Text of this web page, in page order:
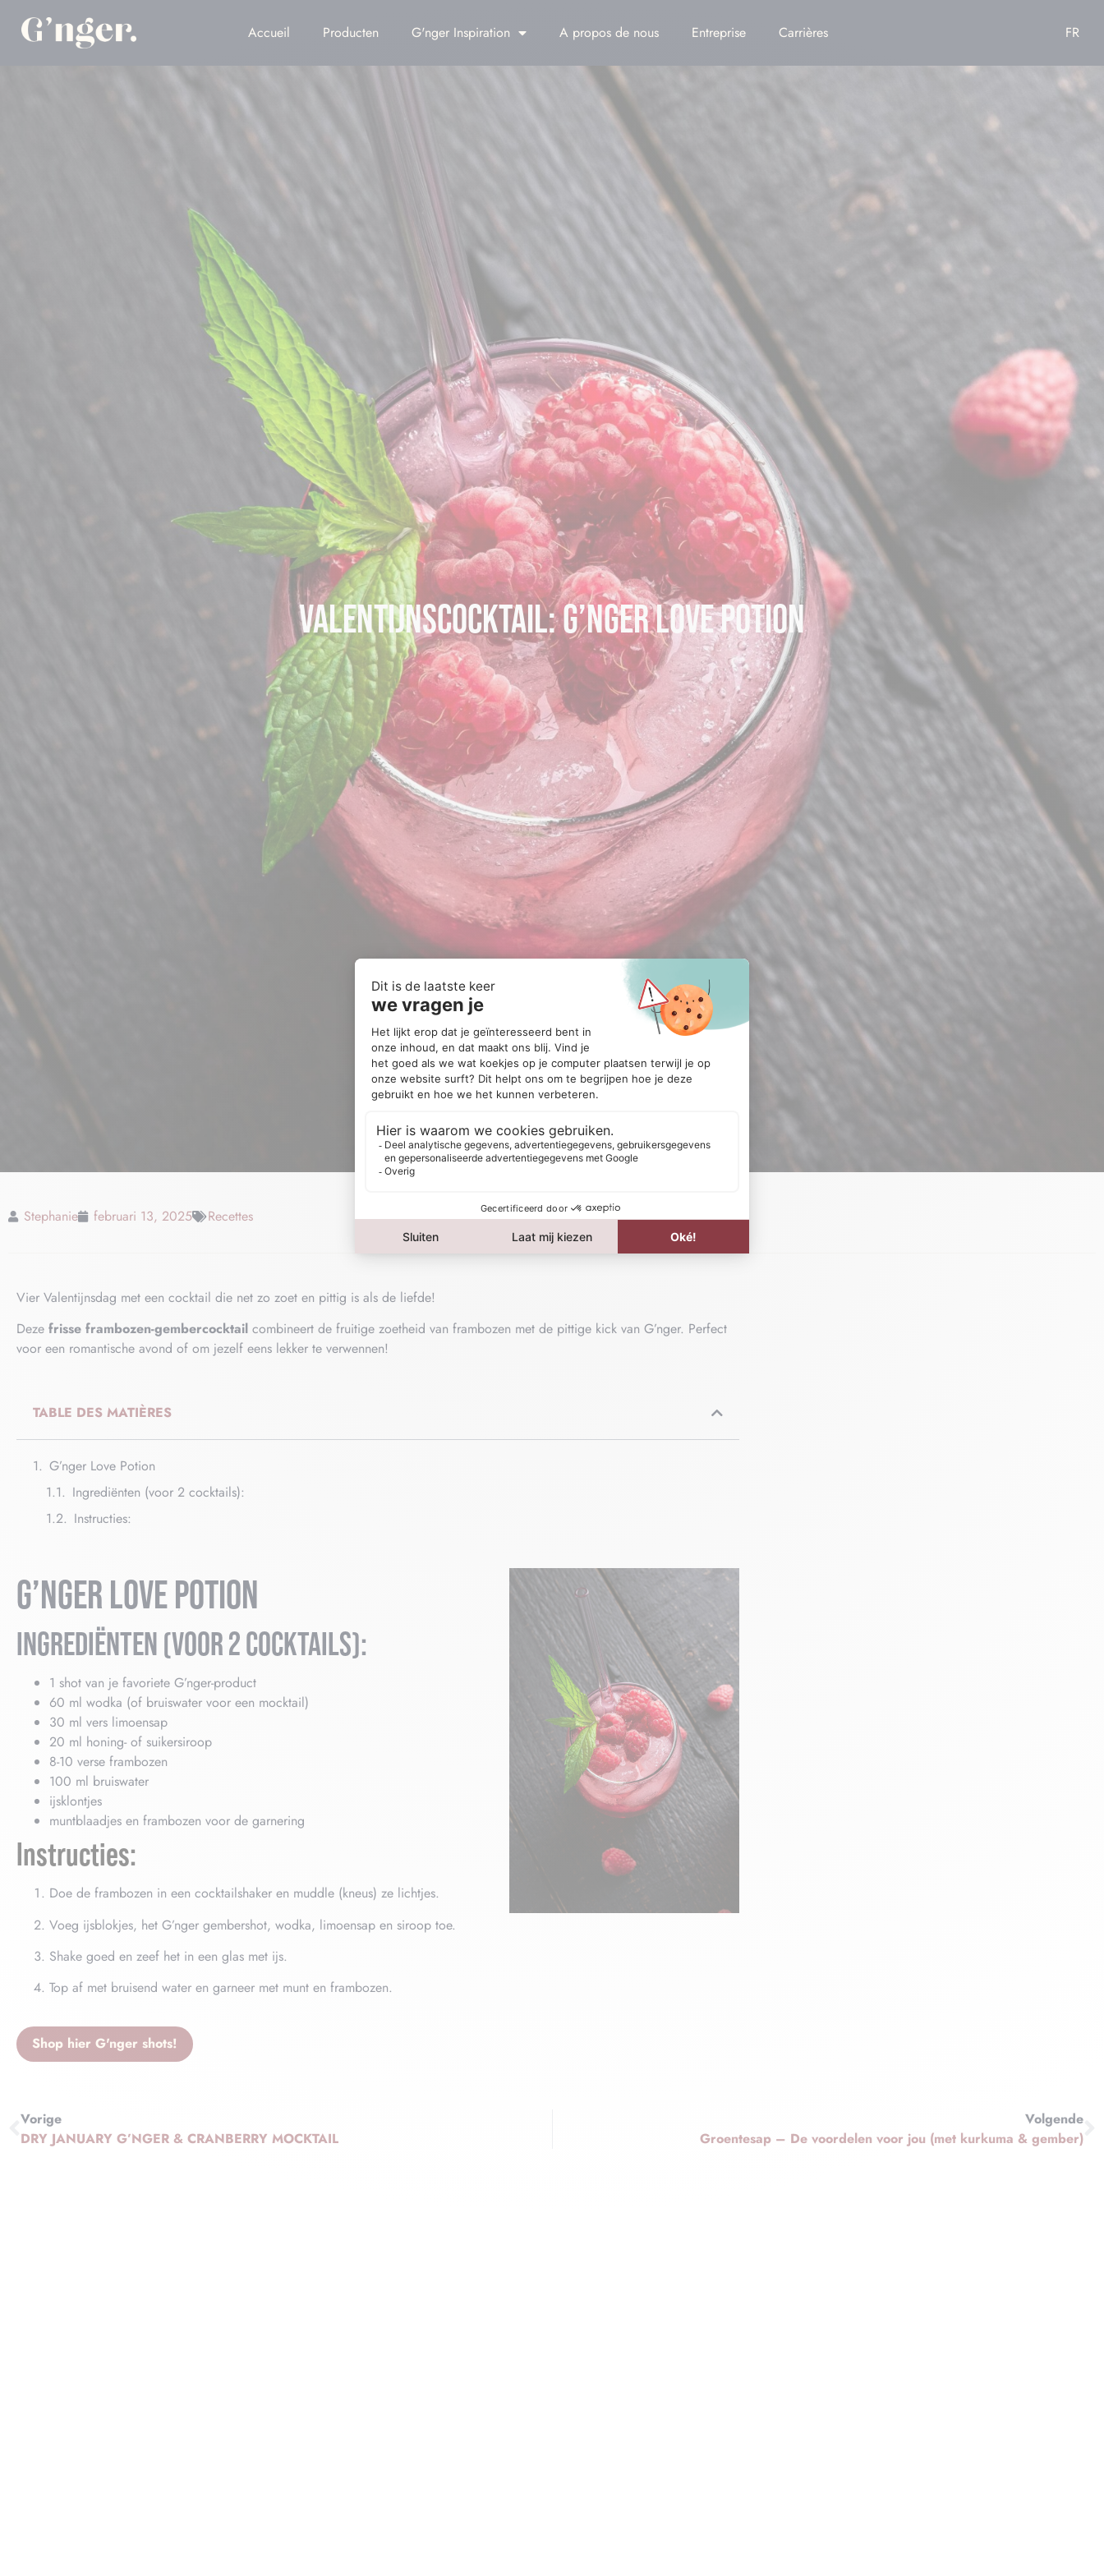
Accueil Producten G'nger Inspiration A propos de nous Entreprise Carrières FR
VALENTIJNSCOCKTAIL: G’NGER LOVE POTION
Stephanie februari 13, 2025 Recettes
Vier Valentijnsdag met een cocktail die net zo zoet en pittig is als de liefde!
Deze frisse frambozen-gembercocktail combineert de fruitige zoetheid van frambozen met de pittige kick van G’nger. Perfect
voor een romantische avond of om jezelf eens lekker te verwennen!
TABLE DES MATIÈRES
G’nger Love Potion
Ingrediënten (voor 2 cocktails):
Instructies:
G’NGER LOVE POTION
INGREDIËNTEN (VOOR 2 COCKTAILS):
1 shot van je favoriete G’nger-product
60 ml wodka (of bruiswater voor een mocktail)
30 ml vers limoensap
20 ml honing- of suikersiroop
8-10 verse frambozen
100 ml bruiswater
ijsklontjes
muntblaadjes en frambozen voor de garnering
Instructies:
Doe de frambozen in een cocktailshaker en muddle (kneus) ze lichtjes.
Voeg ijsblokjes, het G’nger gembershot, wodka, limoensap en siroop toe.
Shake goed en zeef het in een glas met ijs.
Top af met bruisend water en garneer met munt en frambozen.
Shop hier G'nger shots!
Vorige
DRY JANUARY G’NGER & CRANBERRY MOCKTAIL
Volgende
Groentesap – De voordelen voor jou (met kurkuma & gember)